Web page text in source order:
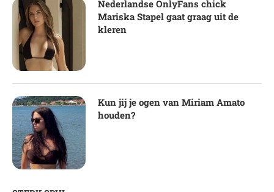
Nederlandse OnlyFans chick
Mariska Stapel gaat graag uit de
kleren
Kun jij je ogen van Miriam Amato
houden?